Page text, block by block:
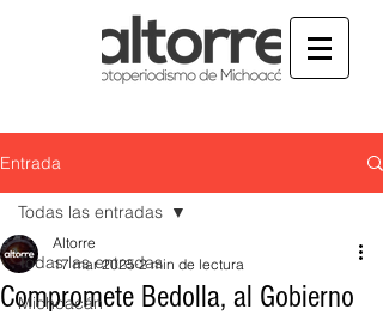
Entrada
Todas las entradas
Michoacán
Todas las entradas
Compromete Bedolla, al Gobierno
Altorre
17 mar 2025 2 min de lectura